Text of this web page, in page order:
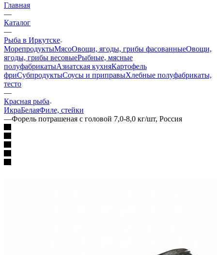
Главная
—
Каталог
—
Рыба в Иркутске
МорепродуктыМясоОвощи, ягоды, грибы фасованныеОвощи,
ягоды, грибы весовыеРыбные, мясные
полуфабрикатыАзиатская кухняКартофель
фриСубпродуктыСоусы и приправыХлебные полуфабрикаты,
тесто
—
Красная рыба
ИкраБелаяФиле, стейки
—Форель потрашеная с головой 7,0-8,0 кг/шт, Россия